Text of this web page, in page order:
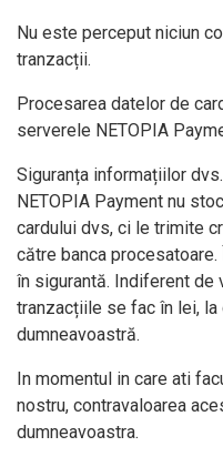
Nu este perceput niciun
tranzacții.
Procesarea datelor de
serverele NETOPIA
Siguranța informațiilor
NETOPIA Payment nu
cardului dvs, ci le trimite
către banca
în sigurantă. Indiferent de
tranzacțiile se fac în lei,
dumneavoastră.
In momentul in care ati
nostru, contravaloarea
dumneavoastra.